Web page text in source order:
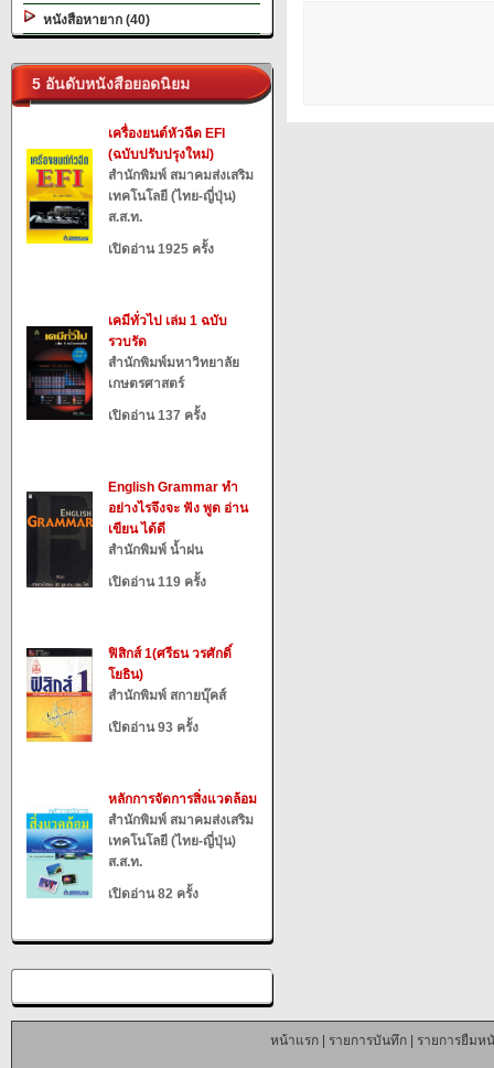
หนังสือหายาก (40)
5 อันดับหนังสือยอดนิยม
เครื่องยนต์หัวฉีด EFI
(ฉบับปรับปรุงใหม่)
สำนักพิมพ์ สมาคมส่งเสริม
เทคโนโลยี (ไทย-ญี่ปุ่น)
ส.ส.ท.
เปิดอ่าน 1925 ครั้ง
เคมีทั่วไป เล่ม 1 ฉบับ
รวบรัด
สำนักพิมพ์มหาวิทยาลัย
เกษตรศาสตร์
เปิดอ่าน 137 ครั้ง
English Grammar ทำ
อย่างไรจึงจะ ฟัง พูด อ่าน
เขียน ได้ดี
สำนักพิมพ์ น้ำฝน
เปิดอ่าน 119 ครั้ง
ฟิสิกส์ 1(ศรีธน วรศักดิ์
โยธิน)
สำนักพิมพ์ สกายบุ๊คส์
เปิดอ่าน 93 ครั้ง
หลักการจัดการสิ่งแวดล้อม
สำนักพิมพ์ สมาคมส่งเสริม
เทคโนโลยี (ไทย-ญี่ปุ่น)
ส.ส.ท.
เปิดอ่าน 82 ครั้ง
หน้าแรก| รายการบันทึก| รายการยืมห